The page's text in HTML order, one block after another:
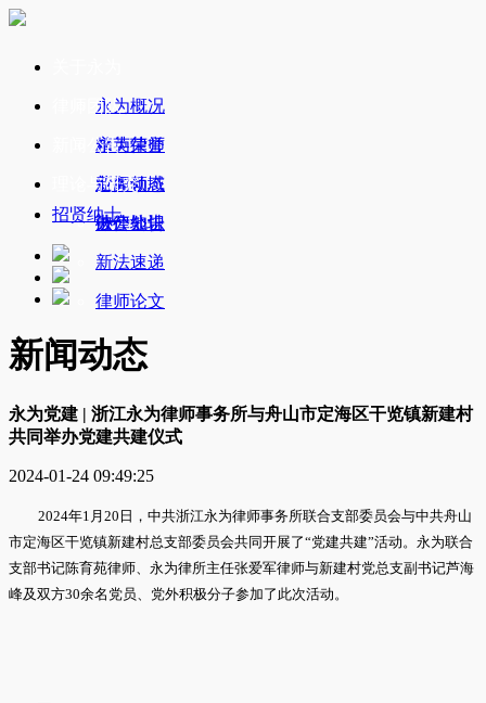
永为概况
永为荣誉
业务领域
办公地址
律师团队
精英律师
新闻公告
新闻动态
破产公告
理论与研究
法律知识
新法速递
律师论文
招贤纳士
新闻动态
永为党建 | 浙江永为律师事务所与舟山市定海区干览镇新建村
共同举办党建共建仪式
2024-01-24 09:49:25
2024年1月20日，中共浙江永为律师事务所联合支部委员会与中共舟山
市定海区干览镇新建村总支部委员会共同开展了“党建共建”活动。永为联合
支部书记陈育苑律师、永为律所主任张爱军律师与新建村党总支副书记芦海
峰及双方30余名党员、党外积极分子参加了此次活动。